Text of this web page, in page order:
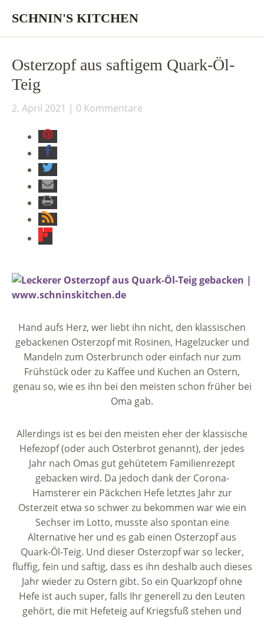
SCHNIN'S KITCHEN
Osterzopf aus saftigem Quark-Öl-
Teig
2. April 2021 0 Kommentare
Hand aufs Herz, wer liebt ihn nicht, den klassischen
gebackenen Osterzopf mit Rosinen, Hagelzucker und
Mandeln zum Osterbrunch oder einfach nur zum
Frühstück oder zu Kaffee und Kuchen an Ostern,
genau so, wie es ihn bei den meisten schon früher bei
Oma gab.
Allerdings ist es bei den meisten eher der klassische
Hefezopf (oder auch Osterbrot genannt), der jedes
Jahr nach Omas gut gehütetem Familienrezept
gebacken wird. Da jedoch dank der Corona-
Hamsterer ein Päckchen Hefe letztes Jahr zur
Osterzeit etwa so schwer zu bekommen war wie ein
Sechser im Lotto, musste also spontan eine
Alternative her und es gab einen Osterzopf aus
Quark-Öl-Teig. Und dieser Osterzopf war so lecker,
fluffig, fein und saftig, dass es ihn deshalb auch dieses
Jahr wieder zu Ostern gibt. So ein Quarkzopf ohne
Hefe ist auch super, falls Ihr generell zu den Leuten
gehört, die mit Hefeteig auf Kriegsfuß stehen und